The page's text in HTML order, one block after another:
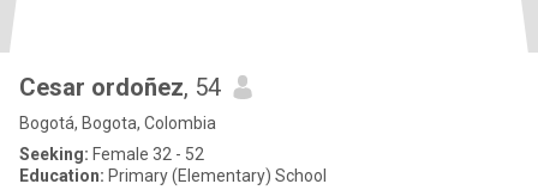
Cesar ordoñez, 54
Bogotá, Bogota, Colombia
Seeking: Female 32 - 52
Education: Primary (Elementary) School